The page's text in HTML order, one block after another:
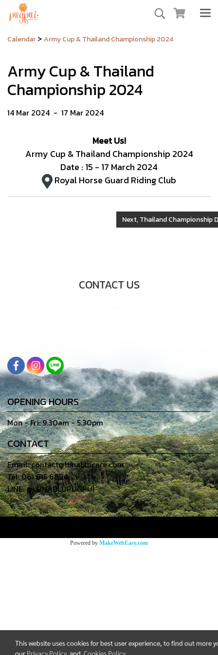
Calendar >Army Cup & Thailand Championship 2024
Army Cup & Thailand
Championship 2024
14 Mar 2024 - 17 Mar 2024
Meet Us!
Army Cup & Thailand Championship 2024
Date : 15 - 17 March 2024
Royal Horse Guard Riding Club
Next, Thailand Championship
CONTACT US
OPENING HOURS
Mon - Fri: 9.30am - 5.30pm
CONTACT
Email: contact@lunablucare.com
Tel. 061 815 6894
LINE: @LUNABLUPUGPUI
Powered by MakeWebEasy.com
This website uses cookies for best user experience, to find out more
our Privacy Policy and Cookies Policy